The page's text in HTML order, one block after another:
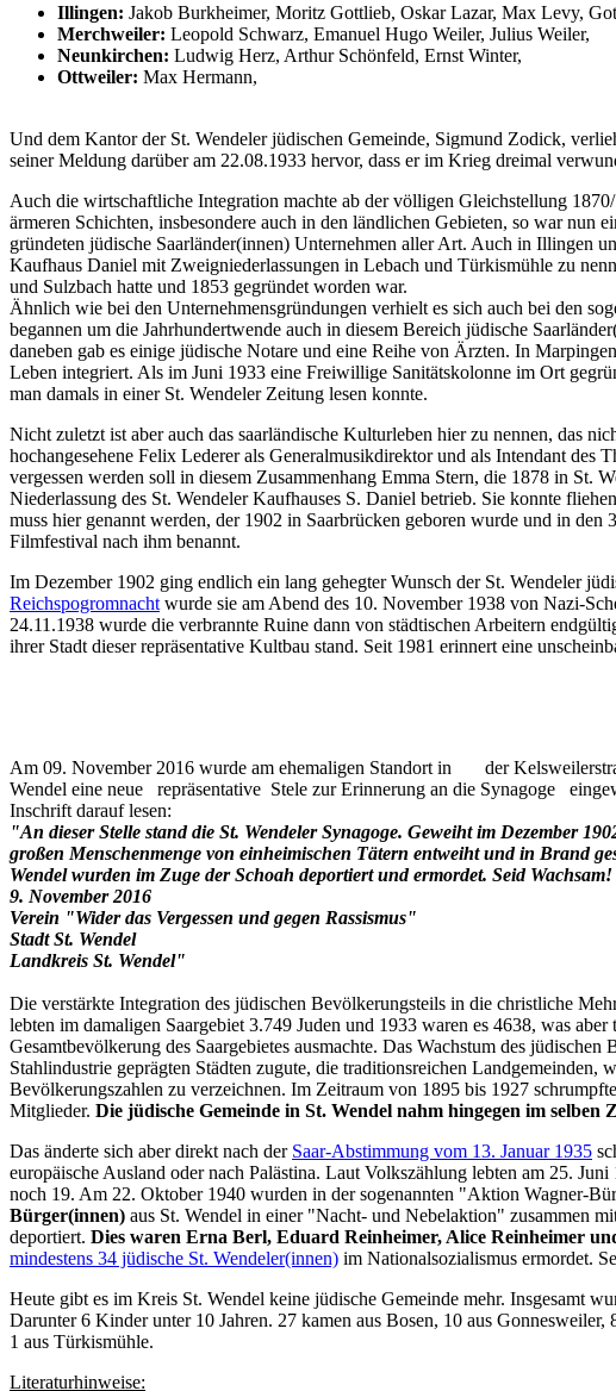
Illingen: Jakob Burkheimer, Moritz Gottlieb, Oskar Lazar, Max Levy,
Merchweiler: Leopold Schwarz, Emanuel Hugo Weiler, Julius Weiler,
Neunkirchen: Ludwig Herz, Arthur Schönfeld, Ernst Winter,
Ottweiler: Max Hermann,
Und dem Kantor der St. Wendeler jüdischen Gemeinde, Sigmund Zodick,
seiner Meldung darüber am 22.08.1933 hervor, dass er im Krieg dreimal
Auch die wirtschaftliche Integration machte ab der völligen Gleichstellung
ärmeren Schichten, insbesondere auch in den ländlichen Gebieten, so war
gründeten jüdische Saarländer(innen) Unternehmen aller Art. Auch in Illingen
Kaufhaus Daniel mit Zweigniederlassungen in Lebach und Türkismühle zu
und Sulzbach hatte und 1853 gegründet worden war.
Ähnlich wie bei den Unternehmensgründungen verhielt es sich auch bei den
begannen um die Jahrhundertwende auch in diesem Bereich jüdische
daneben gab es einige jüdische Notare und eine Reihe von Ärzten. In
Leben integriert. Als im Juni 1933 eine Freiwillige Sanitätskolonne im Ort
man damals in einer St. Wendeler Zeitung lesen konnte.
Nicht zuletzt ist aber auch das saarländische Kulturleben hier zu nennen, das
hochangesehene Felix Lederer als Generalmusikdirektor und als Intendant
vergessen werden soll in diesem Zusammenhang Emma Stern, die 1878 in St.
Niederlassung des St. Wendeler Kaufhauses S. Daniel betrieb. Sie konnte
muss hier genannt werden, der 1902 in Saarbrücken geboren wurde und in
Filmfestival nach ihm benannt.
Im Dezember 1902 ging endlich ein lang gehegter Wunsch der St. Wendeler
Reichspogromnacht wurde sie am Abend des 10. November 1938 von Nazi-
24.11.1938 wurde die verbrannte Ruine dann von städtischen Arbeitern
ihrer Stadt dieser repräsentative Kultbau stand. Seit 1981 erinnert eine
Am 09. November 2016 wurde am ehemaligen Standort in der
Wendel eine neue repräsentative Stele zur Erinnerung an die Synagoge
Inschrift darauf lesen:
"An dieser Stelle stand die St. Wendeler Synagoge. Geweiht im Dezember
großen Menschenmenge von einheimischen Tätern entweiht und in Brand
Wendel wurden im Zuge der Schoah deportiert und ermordet. Seid
9. November 2016
Verein "Wider das Vergessen und gegen Rassismus"
Stadt St. Wendel
Landkreis St. Wendel"
Die verstärkte Integration des jüdischen Bevölkerungsteils in die christliche
lebten im damaligen Saargebiet 3.749 Juden und 1933 waren es 4638, was
Gesamtbevölkerung des Saargebietes ausmachte. Das Wachstum des
Stahlindustrie geprägten Städten zugute, die traditionsreichen
Bevölkerungszahlen zu verzeichnen. Im Zeitraum von 1895 bis 1927
Mitglieder. Die jüdische Gemeinde in St. Wendel nahm hingegen im
Das änderte sich aber direkt nach der Saar-Abstimmung vom 13. Januar 1935
europäische Ausland oder nach Palästina. Laut Volkszählung lebten am 25.
noch 19. Am 22. Oktober 1940 wurden in der sogenannten "Aktion Wagner-
Bürger(innen) aus St. Wendel in einer "Nacht- und Nebelaktion" zusammen
deportiert. Dies waren Erna Berl, Eduard Reinheimer, Alice Reinheimer
mindestens 34 jüdische St. Wendeler(innen) im Nationalsozialismus ermordet.
Heute gibt es im Kreis St. Wendel keine jüdische Gemeinde mehr. Insgesamt
Darunter 6 Kinder unter 10 Jahren. 27 kamen aus Bosen, 10 aus
1 aus Türkismühle.
Literaturhinweise: